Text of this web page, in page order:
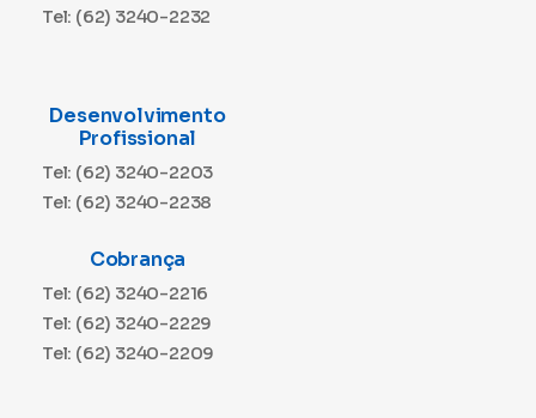
Tel: (62) 3240-2232
Desenvolvimento
Profissional
Tel: (62) 3240-2203
Tel: (62) 3240-2238
Cobrança
Tel: (62) 3240-2216
Tel: (62) 3240-2229
Tel: (62) 3240-2209